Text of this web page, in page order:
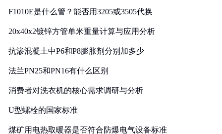
F1010E是什么管？能否用3205或3505代换
20x40x2镀锌方管单米重量计算与应用分析
抗渗混凝土中P6和P8膨胀剂分别加多少
法兰PN25和PN16有什么区别
消费者对洗衣机的核心需求调研与分析
U型螺栓的国家标准
煤矿用电热取暖器是否符合防爆电气设备标准